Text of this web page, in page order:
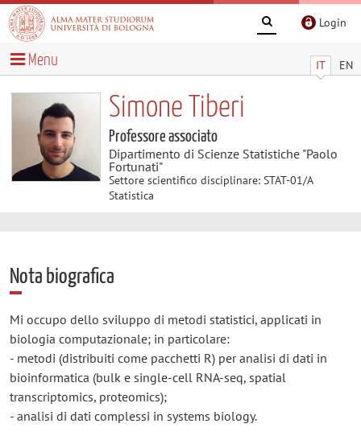
Login
IT EN
Menu
Simone Tiberi
Professore associato
Dipartimento di Scienze Statistiche "Paolo
Fortunati"
Settore scientifico disciplinare: STAT-01/A
Statistica
Nota biografica
Mi occupo dello sviluppo di metodi statistici, applicati in
biologia computazionale; in particolare:
- metodi (distribuiti come pacchetti R) per analisi di dati in
bioinformatica (bulk e single-cell RNA-seq, spatial
transcriptomics, proteomics);
- analisi di dati complessi in systems biology.